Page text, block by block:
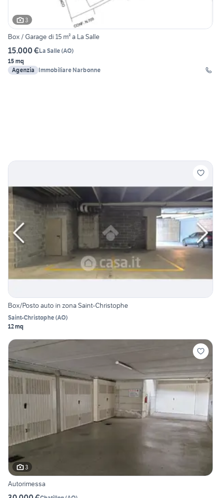
3
Box / Garage di 15 m² a La Salle
15.000 €La Salle(AO)
15 mq
Agenzia
Immobiliare Narbonne
Box/Posto auto in zona Saint-Christophe
Saint-Christophe(AO)
12 mq
3
Autorimessa